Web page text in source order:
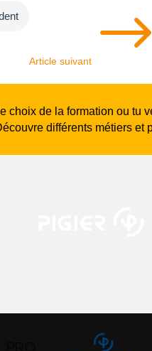
Article suivant $
choix de la formation ou tu
différents métiers et